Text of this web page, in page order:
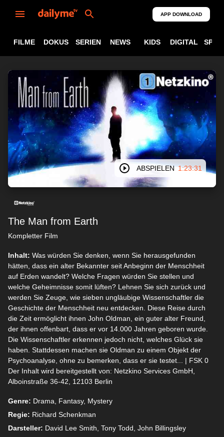
APP DOWNLOAD
FILME DOKUS SERIEN NEWS KIDS DIGITAL
ABSPIELEN 1:23:31
The Man from Earth
Kompletter Film
Inhalt: Was würden Sie denken, wenn Sie herausgefunden
hätten, dass ein alter Bekannter seit Anbeginn der Menschheit
auf Erden wandelt? Welche Fragen würden Sie stellen und
welche Geheimnisse somit lüften? Lehnen Sie sich zurück und
werden Sie Zeuge, wie sieben ungläubige Wissenschaftler die
Geschichte der Menschheit neu entdecken. Diese Reise durch
die Zeit ermöglicht ihnen John Oldman, ein guter alter Freund,
der ihnen offenbart, dass er vor 14.000 Jahren geboren wurde.
Die Wissenschaftler erkennen jedoch nicht, welches Glück sie
haben. Stattdessen machen sie Oldman zu einem Objekt der
Psychoanalyse, ohne zu bemerken, dass er sie testet... | FSK 0
Der Inhalt wird bereitgestellt von: Netzkino Services GmbH,
Alboinstraße 36-42, 12103 Berlin
Genre: Drama, Fantasy, Mystery
Regie: Richard Schenkman
Darsteller: David Lee Smith, Tony Todd, John Billingsley